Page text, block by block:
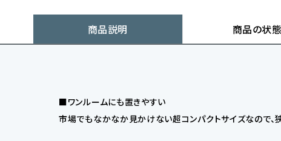
商品説明 商品の状態
■ワンルームにも置きやすい
市場でもなかなか見かけない超コンパクトサイズなので